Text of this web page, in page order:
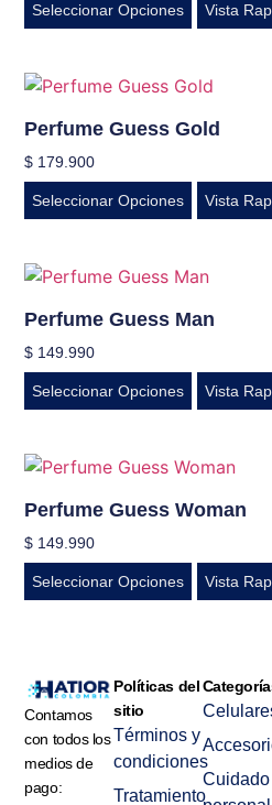
Seleccionar Opciones Vista
Perfume Guess Gold
$ 179.900
Seleccionar Opciones Vista
Perfume Guess Man
$ 149.990
Seleccionar Opciones Vista
Perfume Guess Woman
$ 149.990
Seleccionar Opciones Vista
Contamos
con todos los
medios de
pago:
Políticas del
sitio
Términos y
condiciones
Tratamiento
Cuidado